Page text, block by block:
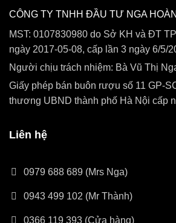
CÔNG TY TNHH ĐẦU TƯ NGA
MST: 0107830980 do Sở KH và ĐT
ngày 2017-05-08, cấp lần 3 ngày 6/5/
Người chịu trách nhiệm: Bà Vũ Thị
Giấy phép bán buôn rượu số 11 GP-
thương UBND thành phố Hà Nội cấp
Liên hệ
0979 688 689 (Mrs Nga)
0943 499 102 (Mr Thành)
0366 119 393 (Cửa hàng)